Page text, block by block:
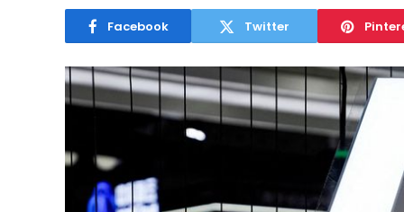
Facebook Twitter